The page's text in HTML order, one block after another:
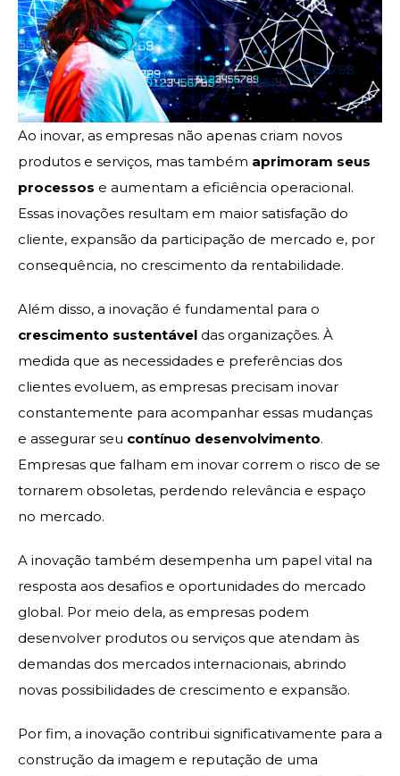
Ao inovar, as empresas não apenas criam novos
produtos e serviços, mas também aprimoram seus
processos e aumentam a eficiência operacional.
Essas inovações resultam em maior satisfação do
cliente, expansão da participação de mercado e, por
consequência, no crescimento da rentabilidade.
Além disso, a inovação é fundamental para o
crescimento sustentável das organizações. À
medida que as necessidades e preferências dos
clientes evoluem, as empresas precisam inovar
constantemente para acompanhar essas mudanças
e assegurar seu contínuo desenvolvimento.
Empresas que falham em inovar correm o risco de se
tornarem obsoletas, perdendo relevância e espaço
no mercado.
A inovação também desempenha um papel vital na
resposta aos desafios e oportunidades do mercado
global. Por meio dela, as empresas podem
desenvolver produtos ou serviços que atendam às
demandas dos mercados internacionais, abrindo
novas possibilidades de crescimento e expansão.
Por fim, a inovação contribui significativamente para a
construção da imagem e reputação de uma